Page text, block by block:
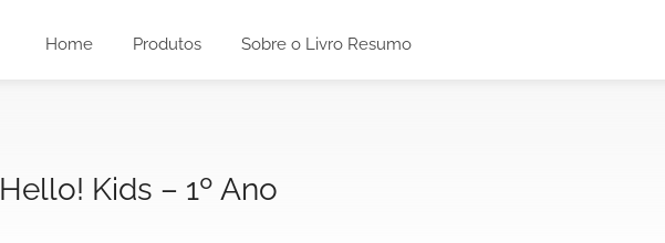
Home Produtos Sobre o Livro Resumo
Hello! Kids – 1º Ano